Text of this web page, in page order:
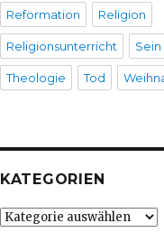
Reformation Religion
Religionsunterricht Sein
Theologie Tod
KATEGORIEN
Kategorien